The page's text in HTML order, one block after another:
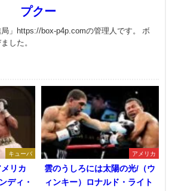
プクー
局」https://box-p4p.comの管理人です。 ボ
した。
キューバ
リカ
ディ・
アメリカ
雲のうしろには太陽の光/（ウ
ィンキー）ロナルド・ライト